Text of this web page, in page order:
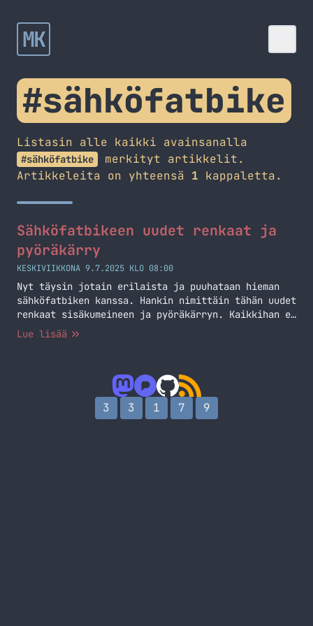
MK
#sähköfatbike
Listasin alle kaikki avainsanalla
#sähköfatbike
merkityt artikkelit.
Artikkeleita on yhteensä 1 kappaletta.
Sähköfatbikeen uudet renkaat ja
pyöräkärry
KESKIVIIKKONA 9.7.2025 KLO 08:00
Nyt täysin jotain erilaista ja puuhataan hieman
sähköfatbiken kanssa. Hankin nimittäin tähän uudet
renkaat sisäkumeineen ja pyöräkärryn. Kaikkihan ei
taas mene, kuin kuuluisassa Strömsössä, mutta
Lue lisää
3 3 1 7 9